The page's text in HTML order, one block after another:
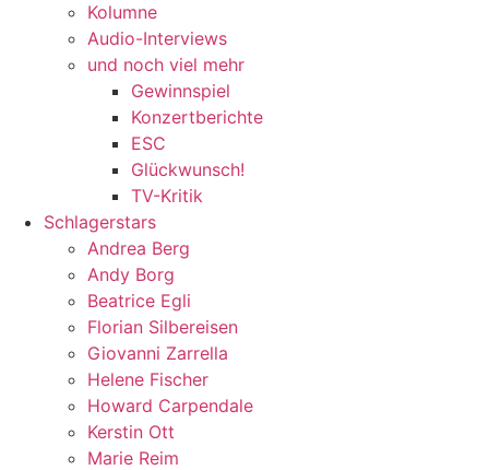
Kolumne
Audio-Interviews
und noch viel mehr
Gewinnspiel
Konzertberichte
ESC
Glückwunsch!
TV-Kritik
Schlagerstars
Andrea Berg
Andy Borg
Beatrice Egli
Florian Silbereisen
Giovanni Zarrella
Helene Fischer
Howard Carpendale
Kerstin Ott
Marie Reim